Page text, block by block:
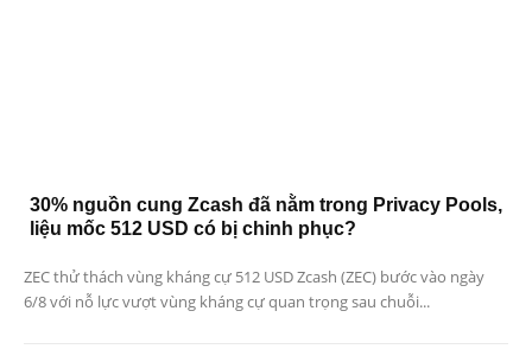
30% nguồn cung Zcash đã nằm trong Privacy Pools,
liệu mốc 512 USD có bị chinh phục?
ZEC thử thách vùng kháng cự 512 USD Zcash (ZEC) bước vào ngày
6/8 với nỗ lực vượt vùng kháng cự quan trọng sau chuỗi...